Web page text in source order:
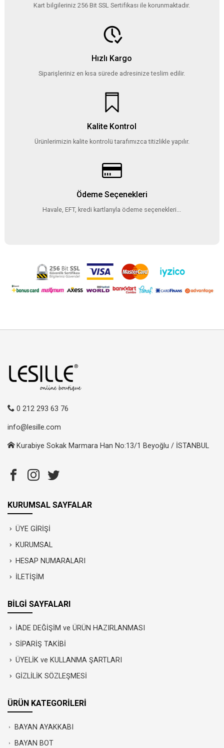
Kart bilgileriniz 256 Bit SSL Sertifikası ile korunmaktadır.
Hızlı Kargo
Siparişleriniz en kısa sürede adresinize teslim edilir.
Kalite Kontrol
Ürünlerimizin kalite kontrolü tarafımızca titizlikle yapılır.
Ödeme Seçenekleri
Havale, EFT, kredi kartlarıyla ödeme seçenekleri...
0 212 293 63 76
info@lesille.com
Kurabiye Sokak Marmara Han No:13/1 Beyoğlu / İSTANBUL
KURUMSAL SAYFALAR
ÜYE GİRİŞİ
KURUMSAL
HESAP NUMARALARI
İLETİŞİM
BİLGİ SAYFALARI
İADE DEĞİŞİM ve ÜRÜN HAZIRLANMASI
SİPARİŞ TAKİBİ
ÜYELİK ve KULLANMA ŞARTLARI
GİZLİLİK SÖZLEŞMESİ
ÜRÜN KATEGORİLERİ
BAYAN AYAKKABI
BAYAN BOT